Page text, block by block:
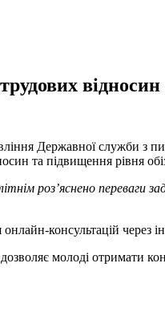
Державної служби з
та підвищення рівня
роз’яснено переваги
консультацій через
молоді отримати